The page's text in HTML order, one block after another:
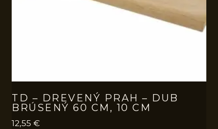
TD – DREVENÝ PRAH – DUB
BRÚSENÝ 60 CM, 10 CM
12,55 €